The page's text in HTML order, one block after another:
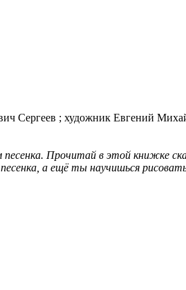
Сергеев ; художник Евгений
Прочитай в этой книжке
а ещё ты научишься рисовать